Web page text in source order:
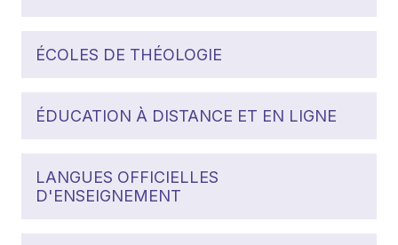
ÉCOLES DE THÉOLOGIE
ÉDUCATION À DISTANCE ET EN LIGNE
LANGUES OFFICIELLES
D'ENSEIGNEMENT